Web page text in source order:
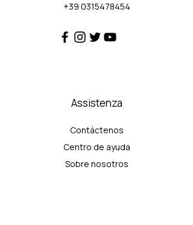
+39 0315478454
Assistenza
Contáctenos
Centro de ayuda
Sobre nosotros